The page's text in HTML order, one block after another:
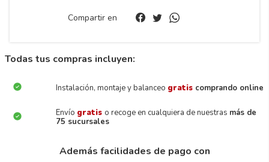
Compartir en
Todas tus compras incluyen:
Instalación, montaje y balanceo gratis comprando online
Envío gratis o recoge en cualquiera de nuestras más de
75 sucursales
Además facilidades de pago con